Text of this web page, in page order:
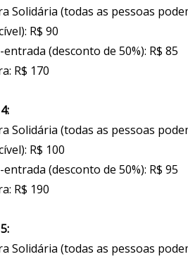
Solidária (todas as pessoas
R$ 90
entrada (desconto de 50%): R$ 85
R$ 170
Solidária (todas as pessoas
R$ 100
entrada (desconto de 50%): R$ 95
R$ 190
Solidária (todas as pessoas